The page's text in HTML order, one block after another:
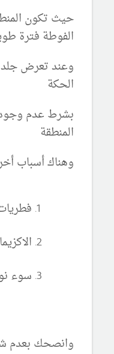
حيث تكون
الفوطة فترة
وعند تعرض جلد
الحكة
بشرط عدم
المنطقة
وهناك أسباب
الاكزيما
سوء
وانصحك بعدم